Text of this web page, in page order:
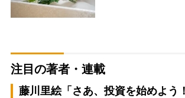
注目の著者・連載
藤川里絵「さあ、投資を始めよう